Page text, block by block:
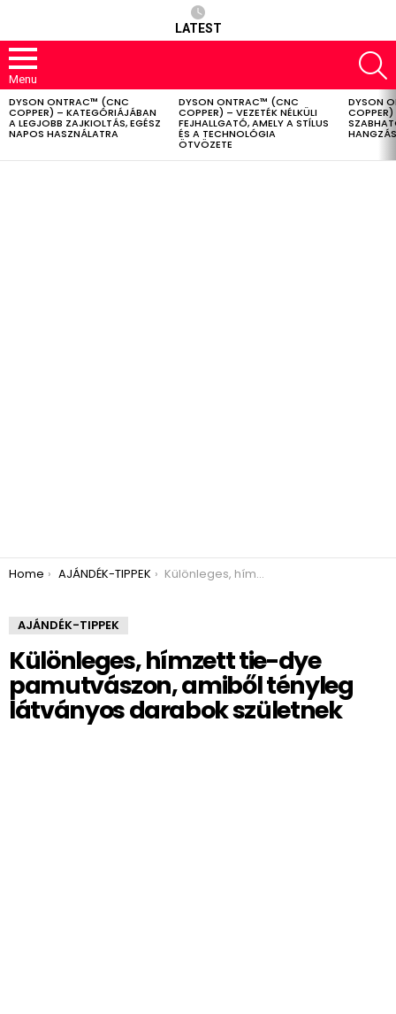
LATEST
Menu
LATEST
STORIES
DYSON ONTRAC™ (CNC
COPPER) – KATEGÓRIÁJÁBAN
A LEGJOBB ZAJKIOLTÁS, EGÉSZ
NAPOS HASZNÁLATRA
DYSON ONTRAC™ (CNC
COPPER) – VEZETÉK NÉLKÜLI
FEJHALLGATÓ, AMELY A STÍLUS
ÉS A TECHNOLÓGIA
ÖTVÖZETE
DYSON
COPPER)
You are here:
Home AJÁNDÉK-TIPPEK Különleges, hímzett tie-dye pamutvászon, amiből tényleg látványos darabok születnek
AJÁNDÉK-TIPPEK
Különleges, hímzett tie-dye
pamutvászon, amiből tényleg
látványos darabok születnek